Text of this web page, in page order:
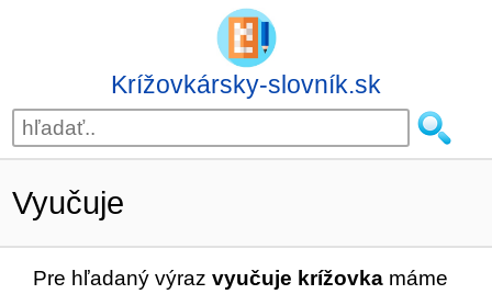
Krížovkársky-slovník.sk
Vyučuje
Pre hľadaný výraz vyučuje krížovka máme